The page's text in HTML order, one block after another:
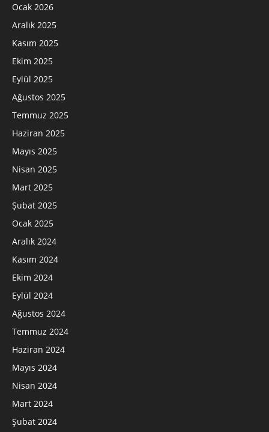
Ocak 2026
Aralık 2025
Kasım 2025
Ekim 2025
Eylül 2025
Ağustos 2025
Temmuz 2025
Haziran 2025
Mayıs 2025
Nisan 2025
Mart 2025
Şubat 2025
Ocak 2025
Aralık 2024
Kasım 2024
Ekim 2024
Eylül 2024
Ağustos 2024
Temmuz 2024
Haziran 2024
Mayıs 2024
Nisan 2024
Mart 2024
Şubat 2024